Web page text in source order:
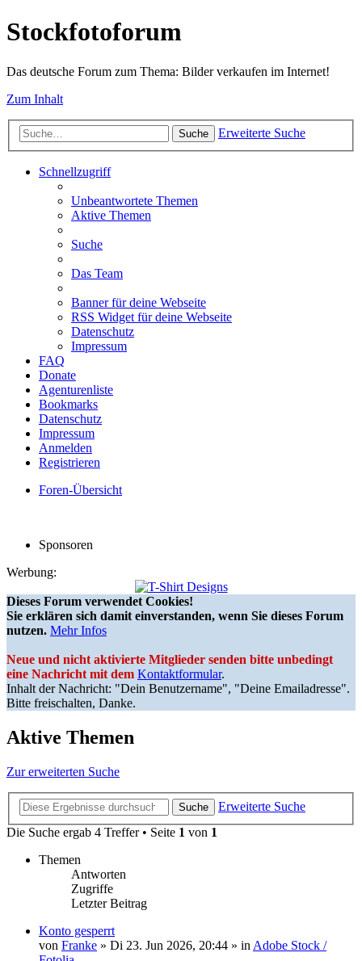
Stockfotoforum
Das deutsche Forum zum Thema: Bilder verkaufen im Internet!
Zum Inhalt
Suche Erweiterte Suche
Schnellzugriff
Unbeantwortete Themen
Aktive Themen
Suche
Das Team
Banner für deine Webseite
RSS Widget für deine Webseite
Datenschutz
Impressum
FAQ
Donate
Agenturenliste
Bookmarks
Datenschutz
Impressum
Anmelden
Registrieren
Foren-Übersicht
Sponsoren
Werbung:
Dieses Forum verwendet Cookies!
Sie erklären sich damit einverstanden, wenn Sie dieses Forum
nutzen. Mehr Infos
Neue und nicht aktivierte Mitglieder senden bitte unbedingt
eine Nachricht mit dem Kontaktformular.
Inhalt der Nachricht: "Dein Benutzername", "Deine Emailadresse".
Bitte freischalten, Danke.
Aktive Themen
Zur erweiterten Suche
Suche
Erweiterte Suche
Die Suche ergab 4 Treffer • Seite 1 von 1
Themen
Antworten
Zugriffe
Letzter Beitrag
Konto gesperrt
von Franke » Di 23. Jun 2026, 20:44 » in Adobe Stock /